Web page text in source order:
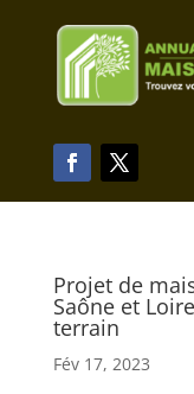
Projet de
Saône et
terrain
Fév 17, 2023